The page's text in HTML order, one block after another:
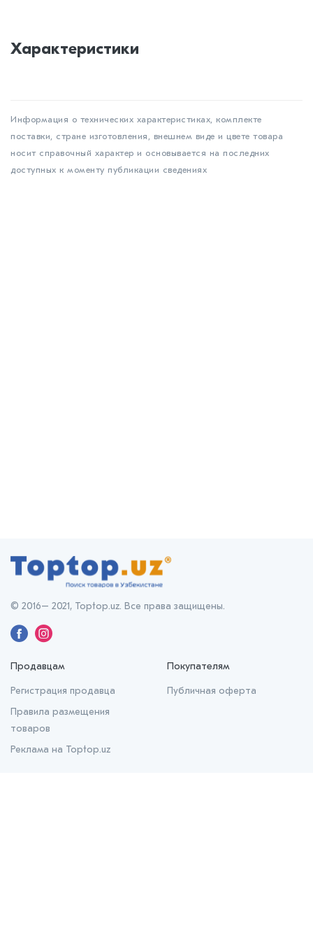
Характеристики
Информация о технических характеристиках, комплекте
поставки, стране изготовления, внешнем виде и цвете товара
носит справочный характер и основывается на последних
доступных к моменту публикации сведениях
Продавцам
Регистрация продавца
Правила размещения
товаров
Реклама на Toptop.uz
Покупателям
Публичная оферта
© 2016– 2021, Toptop.uz. Все права защищены.